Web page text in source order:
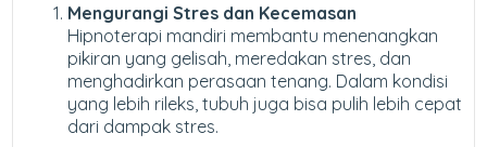
Mengurangi Stres dan Kecemasan
Hipnoterapi mandiri membantu menenangkan
pikiran yang gelisah, meredakan stres, dan
menghadirkan perasaan tenang. Dalam kondisi
yang lebih rileks, tubuh juga bisa pulih lebih cepat
dari dampak stres.